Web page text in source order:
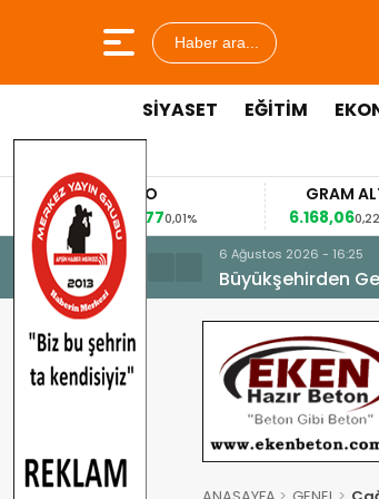
Haber ara...
SİYASET EĞİTİM
EURO
53,84770,01%
GRAM ALTIN
6.168,060,22%
6 Ağustos 2026 - 16:25
Büyükşehirden